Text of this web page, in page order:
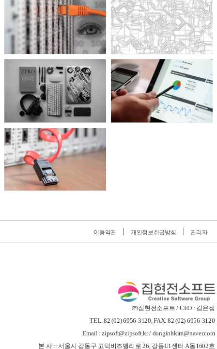
이용약관 개인정보취급방침 관리자
㈜집현전소프트 / CEO : 김은정
TEL. 82 (02) 6956-3120, FAX. 82 (02) 6956-3120
Email : zipsoft@zipsoft.kr / donginhkim@naver.com
본 사 :: 서울시 강동구 고덕비즈밸리로 26, 강동U1센터 A동1602호